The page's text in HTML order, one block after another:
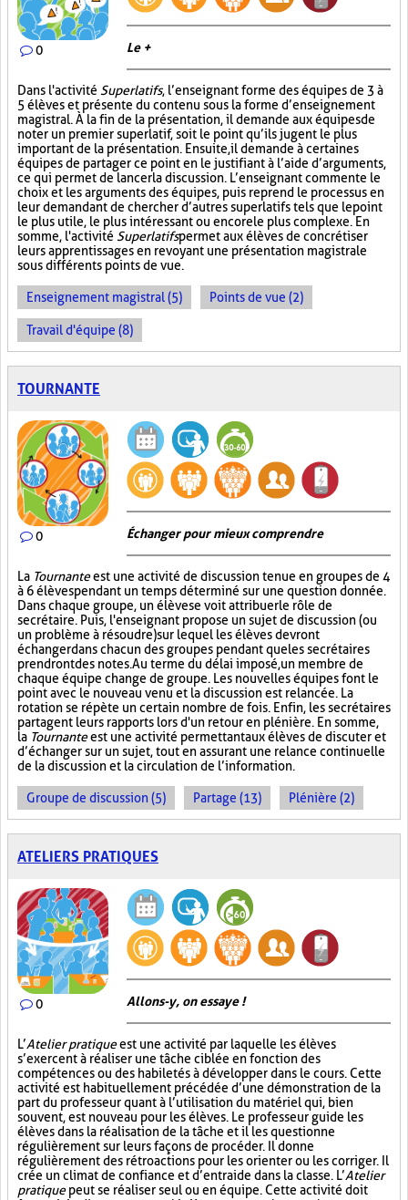
0 Le +
Dans l'activité Superlatifs, l’enseignant forme des équipes de 3 à
5 élèves et présente du contenu sous la forme d’enseignement
magistral. À la fin de la présentation, il demande aux équipes de
noter un premier superlatif, soit le point qu’ils jugent le plus
important de la présentation. Ensuite, il demande à certaines
équipes de partager ce point en le justifiant à l’aide d’arguments,
ce qui permet de lancer la discussion. L’enseignant commente le
choix et les arguments des équipes, puis reprend le processus en
leur demandant de chercher d’autres superlatifs tels que le point
le plus utile, le plus intéressant ou encore le plus complexe. En
somme, l'activité Superlatifspermet aux élèves de concrétiser
leurs apprentissages en revoyant une présentation magistrale
sous différents points de vue.
Enseignement magistral (5) Points de vue (2)
Travail d'équipe (8)
TOURNANTE
0 Échanger pour mieux comprendre
La Tournanteest une activité de discussion tenue en groupes de 4
à 6 élèves pendant un temps déterminé sur une question donnée.
Dans chaque groupe, un élève se voit attribuer le rôle de
secrétaire. Puis, l'enseignant propose un sujet de discussion (ou
un problème à résoudre) sur lequel les élèves devront
échanger dans chacun des groupes pendant que les secrétaires
prendront des notes. Au terme du délai imposé, un membre de
chaque équipe change de groupe. Les nouvelles équipes font le
point avec le nouveau venu et la discussion est relancée. La
rotation se répète un certain nombre de fois. Enfin, les secrétaires
partagent leurs rapports lors d'un retour en plénière. En somme,
la Tournanteest une activité permettant aux élèves de discuter et
d’échanger sur un sujet, tout en assurant une relance continuelle
de la discussion et la circulation de l’information.
Groupe de discussion (5) Partage (13) Plénière (2)
ATELIERS PRATIQUES
0 Allons-y, on essaye !
L’Atelier pratiqueest une activité par laquelle les élèves
s’exercent à réaliser une tâche ciblée en fonction des
compétences ou des habiletés à développer dans le cours. Cette
activité est habituellement précédée d’une démonstration de la
part du professeur quant à l’utilisation du matériel qui, bien
souvent, est nouveau pour les élèves. Le professeur guide les
élèves dans la réalisation de la tâche et il les questionne
régulièrement sur leurs façons de procéder. Il donne
régulièrement des rétroactions pour les orienter ou les corriger. Il
crée un climat de confiance et d’entraide dans la classe. L’Atelier
pratiquepeut se réaliser seul ou en équipe. Cette activité doit